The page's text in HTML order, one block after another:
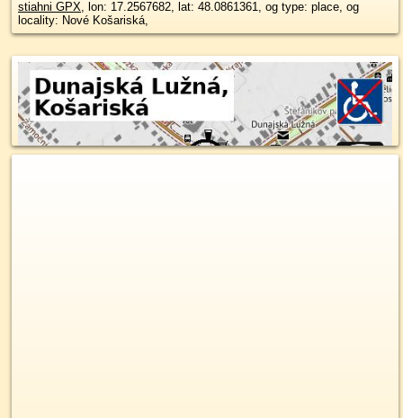
stiahni GPX, lon: 17.2567682, lat: 48.0861361, og type: place, og
locality: Nové Košariská,